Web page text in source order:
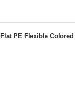
PE Flexible Colored